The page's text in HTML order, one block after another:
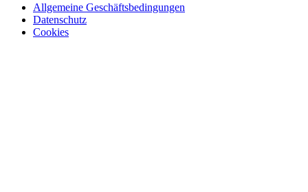
Allgemeine Geschäftsbedingungen
Datenschutz
Cookies